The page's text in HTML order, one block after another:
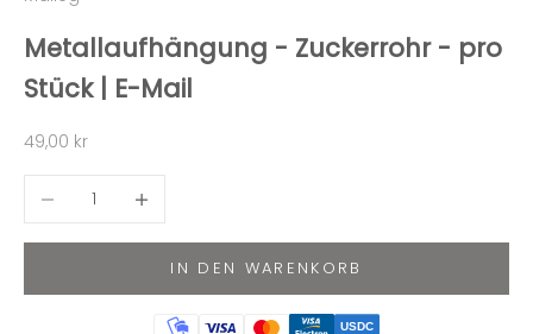
Metallaufhängung - Zuckerrohr - pro
Stück | E-Mail
Angebot
49,00 kr
Anzahl verringernAnzahl erhöhen
IN DEN WARENKORB
USDC